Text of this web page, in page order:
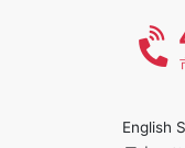
English